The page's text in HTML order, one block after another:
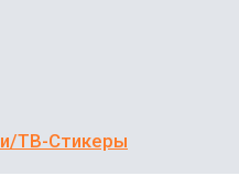
ТВ-Стикеры